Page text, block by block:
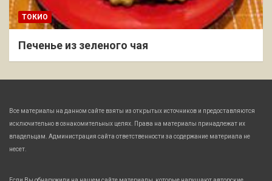
ТОКИО
Печенье из зеленого чая
Все материалы на данном сайте взяты из открытых источников и предоставляются
исключительно в ознакомительных целях. Права на материалы принадлежат их
владельцам. Администрация сайта ответственности за содержание материала не
несет.